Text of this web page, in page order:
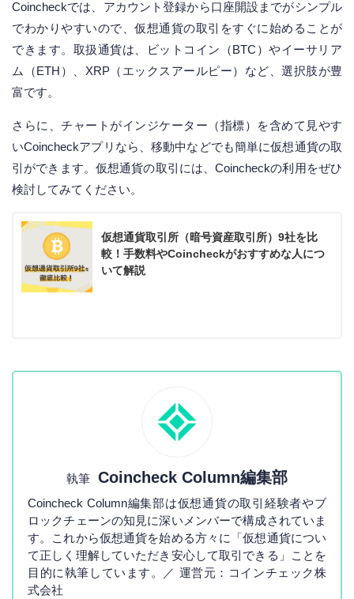
Coincheckでは、アカウント登録から口座開設までがシンプル
でわかりやすいので、仮想通貨の取引をすぐに始めることが
できます。取扱通貨は、ビットコイン（BTC）やイーサリア
ム（ETH）、XRP（エックスアールピー）など、選択肢が豊
富です。
さらに、チャートがインジケーター（指標）を含めて見やす
いCoincheckアプリなら、移動中などでも簡単に仮想通貨の取
引ができます。仮想通貨の取引には、Coincheckの利用をぜひ
検討してみてください。
仮想通貨取引所（暗号資産取引所）9社を比
較！手数料やCoincheckがおすすめな人につ
いて解説
執筆 Coincheck Column編集部
Coincheck Column編集部は仮想通貨の取引経験者やブ
ロックチェーンの知見に深いメンバーで構成されていま
す。これから仮想通貨を始める方々に「仮想通貨につい
て正しく理解していただき安心して取引できる」ことを
目的に執筆しています。／ 運営元：コインチェック株
式会社